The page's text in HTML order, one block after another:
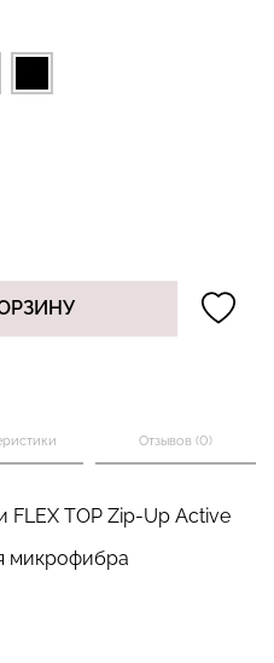
Отзывов (0)
TOP Zip-Up Active
микрофибра
SHAPEWEAR nude
(бежевый) Giulia